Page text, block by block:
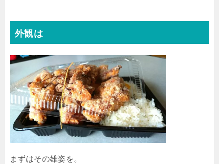
外観は
まずはその雄姿を。